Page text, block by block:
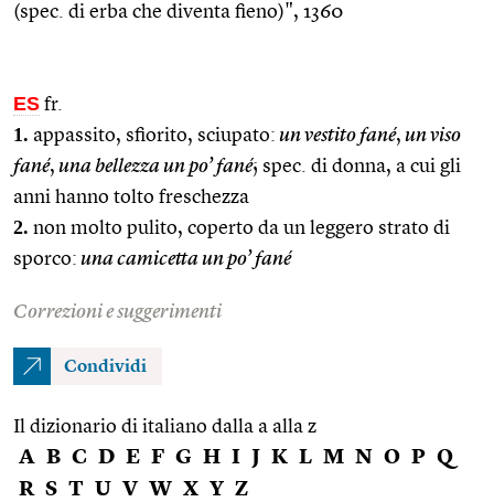
(spec. di erba che diventa fieno)", 1360
ES fr.
1. appassito, sfiorito, sciupato: un vestito fané, un viso
fané, una bellezza un po’ fané; spec. di donna, a cui gli
anni hanno tolto freschezza
2. non molto pulito, coperto da un leggero strato di
sporco: una camicetta un po’ fané
Correzioni e suggerimenti
Condividi
Il dizionario di italiano dalla a alla z
A B C D E F G H I J K L M N O P Q
R S T U V W X Y Z